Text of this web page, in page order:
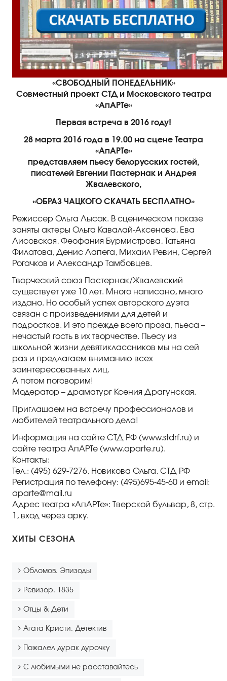
Правила группового посещения
Порядок возврата билетов
Новости
Репертуар
Билеты
Контакты
«СВОБОДНЫЙ ПОНЕДЕЛЬНИК»
Совместный проект СТД и Московского театра
«АпАРТе»
Первая встреча в 2016 году!
28 марта 2016 года в 19.00 на сцене Театра
«АпАРТе»
представляем пьесу белорусских гостей,
писателей Евгении Пастернак и Андрея
Жвалевского,
«ОБРАЗ ЧАЦКОГО СКАЧАТЬ БЕСПЛАТНО»
Режиссер Ольга Лысак. В сценическом показе
заняты актеры Ольга Кавалай-Аксенова, Ева
Лисовская, Феофания Бурмистрова, Татьяна
Филатова, Денис Лапега, Михаил Ревин, Сергей
Рогачков и Александр Тамбовцев.
Творческий союз Пастернак/Жвалевский
существует уже 10 лет. Много написано, много
издано. Но особый успех авторского дуэта
связан с произведениями для детей и
подростков. И это прежде всего проза, пьеса –
нечастый гость в их творчестве. Пьесу из
школьной жизни девятиклассников мы на сей
раз и предлагаем вниманию всех
заинтересованных лиц.
А потом поговорим!
Модератор – драматург Ксения Драгунская.
Приглашаем на встречу профессионалов и
любителей театрального дела!
Информация на сайте СТД РФ (www.stdrf.ru) и
сайте театра АпАРТе (www.aparte.ru).
Контакты:
Тел.: (495) 629-7276, Новикова Ольга, СТД РФ
Регистрация по телефону: (495)695-45-60 и email:
aparte@mail.ru
Адрес театра «АпАРТе»: Тверской бульвар, 8, стр.
1, вход через арку.
ХИТЫ СЕЗОНА
Обломов. Эпизоды
Ревизор. 1835
Отцы & Дети
Агата Кристи. Детектив
Пожалел дурак дурочку
С любимыми не расставайтесь